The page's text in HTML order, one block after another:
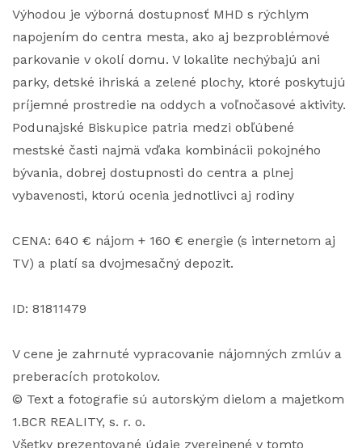
Výhodou je výborná dostupnosť MHD s rýchlym
napojením do centra mesta, ako aj bezproblémové
parkovanie v okolí domu. V lokalite nechýbajú ani
parky, detské ihriská a zelené plochy, ktoré poskytujú
príjemné prostredie na oddych a voľnočasové aktivity.
Podunajské Biskupice patria medzi obľúbené
mestské časti najmä vďaka kombinácii pokojného
bývania, dobrej dostupnosti do centra a plnej
vybavenosti, ktorú ocenia jednotlivci aj rodiny
CENA: 640 € nájom + 160 € energie (s internetom aj
TV) a platí sa dvojmesačný depozit.
ID: 81811479
V cene je zahrnuté vypracovanie nájomných zmlúv a
preberacích protokolov.
© Text a fotografie sú autorským dielom a majetkom
1.BCR REALITY, s. r. o.
Všetky prezentované údaje zverejnené v tomto